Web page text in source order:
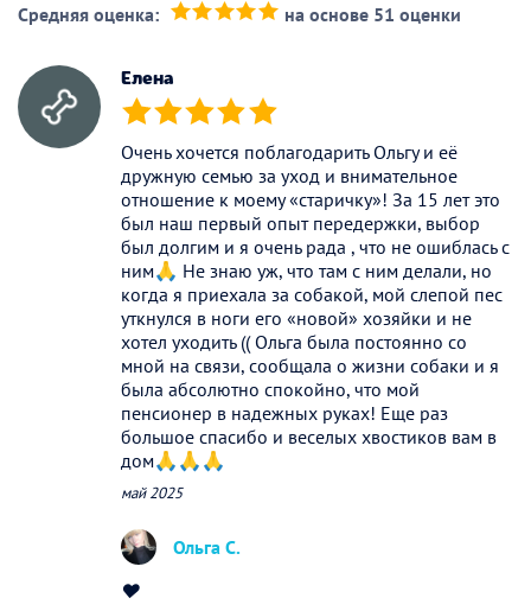
Средняя оценка: на основе 51 оценки
Елена
(*) (*) (*) (*) (*)
Очень хочется поблагодарить Ольгу и её
дружную семью за уход и внимательное
отношение к моему «старичку»! За 15 лет это
был наш первый опыт передержки, выбор
был долгим и я очень рада , что не ошиблась с
ним🙏 Не знаю уж, что там с ним делали, но
когда я приехала за собакой, мой слепой пес
уткнулся в ноги его «новой» хозяйки и не
хотел уходить (( Ольга была постоянно со
мной на связи, сообщала о жизни собаки и я
была абсолютно спокойно, что мой
пенсионер в надежных руках! Еще раз
большое спасибо и веселых хвостиков вам в
дом🙏🙏🙏
май 2025
Ольга С.
♥️